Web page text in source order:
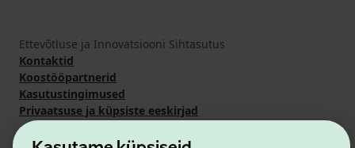
Ettevõtluse ja Innovatsiooni Sihtasutus
Kontaktid
Koostööpartnerid
Kasutustingimused
Privaatsuse ja küpsiste eeskirjad